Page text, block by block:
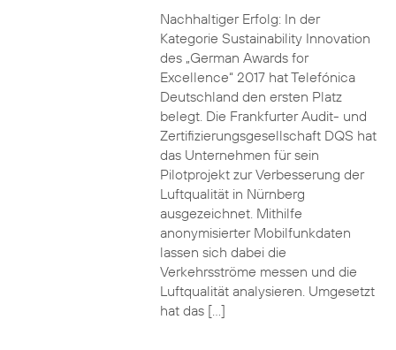
Nachhaltiger Erfolg: In der
Kategorie Sustainability Innovation
des „German Awards for
Excellence“ 2017 hat Telefónica
Deutschland den ersten Platz
belegt. Die Frankfurter Audit- und
Zertifizierungsgesellschaft DQS hat
das Unternehmen für sein
Pilotprojekt zur Verbesserung der
Luftqualität in Nürnberg
ausgezeichnet. Mithilfe
anonymisierter Mobilfunkdaten
lassen sich dabei die
Verkehrsströme messen und die
Luftqualität analysieren. Umgesetzt
hat das […]